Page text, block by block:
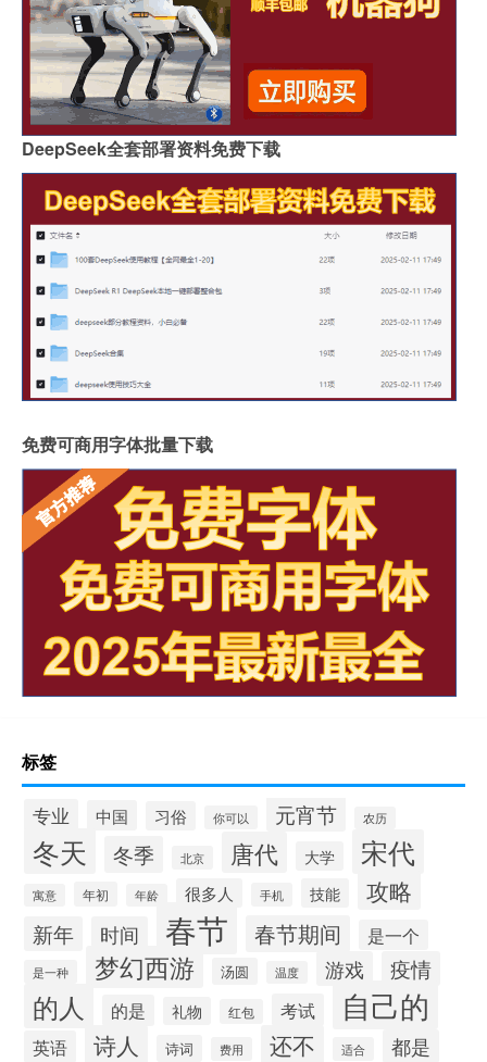
DeepSeek全套部署资料免费下载
免费可商用字体批量下载
标签
专业 中国 习俗 你可以 元宵节 农历
冬天 冬季 北京 唐代 大学 宋代
寓意 年初 年龄 很多人 手机 技能 攻略
新年 时间 春节 春节期间 是一个
是一种 梦幻西游 汤圆 温度 游戏 疫情
的人 的是 礼物 红包 考试 自己的
英语 诗人 诗词 费用 还不 适合 都是